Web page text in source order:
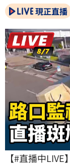
現正直播
【#直播中